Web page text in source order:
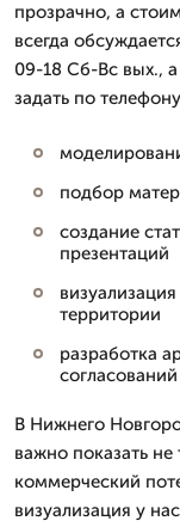
прозрачно, а
всегда
09-18 Сб-Вс вых.,
задать по
подбор
создание
презентаций
территории
разработка
В Нижнего
важно показать
коммерческий
визуализация у